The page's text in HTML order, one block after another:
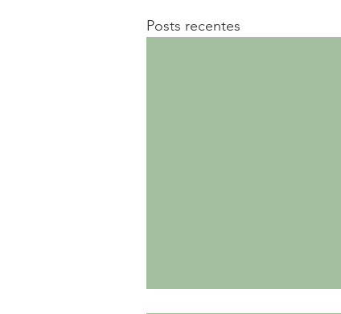
Posts recentes